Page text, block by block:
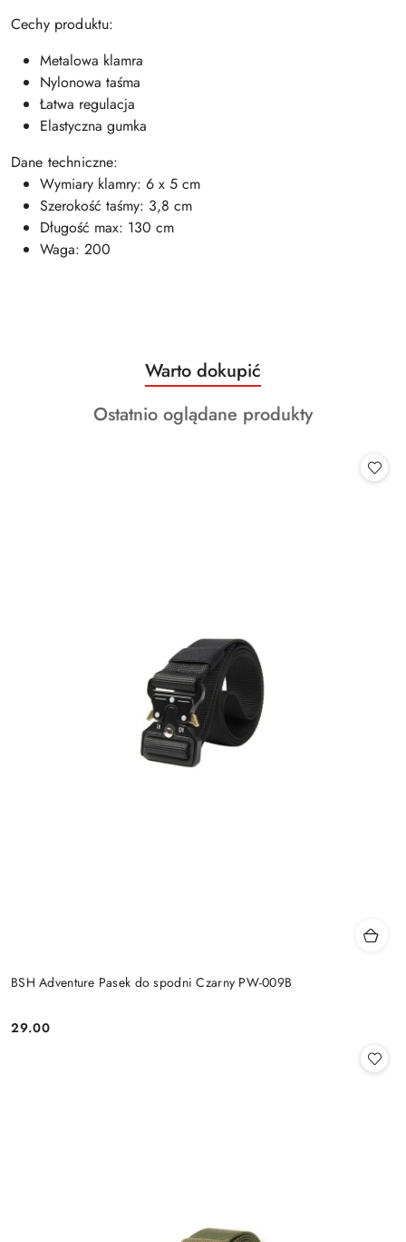
Cechy produktu:
Metalowa klamra
Nylonowa taśma
Łatwa regulacja
Elastyczna gumka
Dane techniczne:
Wymiary klamry: 6 x 5 cm
Szerokość taśmy: 3,8 cm
Długość max: 130 cm
Waga: 200
Pomiń karuzelę produktów
Produkty
o
statusie:
Warto dokupić
Produkty
Ostatnio oglądane produkty
BSH Adventure Pasek do spodni Czarny PW-009B
Cena:
29.00